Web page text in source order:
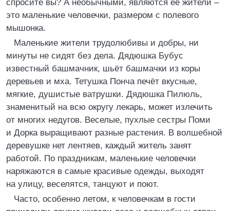
спросите вы? А необычными, являются её жители –
это маленькие человечки, размером с полевого
мышонка.
Маленькие жители трудолюбивы и добры, ни
минуты не сидят без дела. Дядюшка Бубус
известный башмачник, шьёт башмачки из коры
деревьев и мха. Тетушка Понча печёт вкусные,
мягкие, душистые ватрушки. Дядюшка Пилюль,
знаменитый на всю округу лекарь, может излечить
от многих недугов. Веселые, пухлые сестры Поми
и Дорка выращивают разные растения. В волшебной
деревушке нет лентяев, каждый житель занят
работой. По праздникам, маленькие человечки
наряжаются в самые красивые одежды, выходят
на улицу, веселятся, танцуют и поют.
Часто, особенно летом, к человечкам в гости